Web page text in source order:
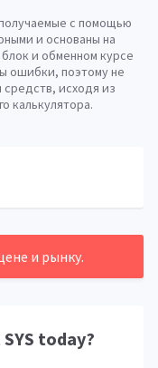
и рынку.
SYS today?
с помощью
и основаны на
и обменном курсе
ошибки, поэтому не
исходя из
калькулятора.